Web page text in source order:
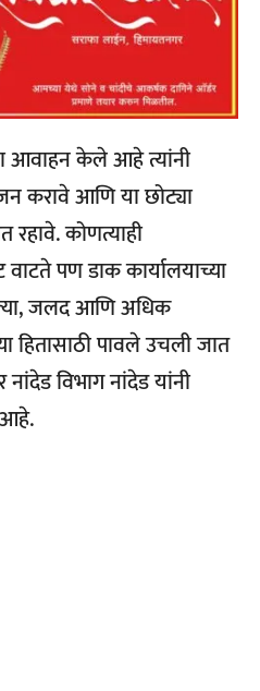
आवाहन केले आहे त्यांनी
करावे आणि या छोट्या
रहावे. कोणत्याही
पण डाक कार्यालयाच्या
जलद आणि अधिक
हितासाठी पावले उचली जात
विभाग नांदेड यांनी
आहे.